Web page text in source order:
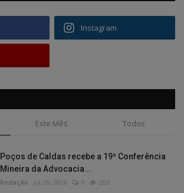
Instagram
Este Mês Todos
Poços de Caldas recebe a 19ª Conferência
Mineira da Advocacia...
Redação Jul 28, 2026 0 203